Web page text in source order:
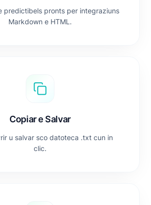
predictibels pronts per integraziuns
Markdown e HTML.
Copiar e Salvar
u salvar sco datoteca .txt cun in
clic.